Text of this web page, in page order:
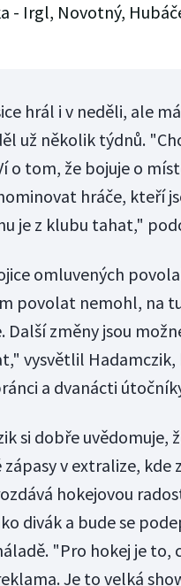
- Irgl, Novotný,
hrál i v neděli, ale
už několik týdnů.
o tom, že bojuje o
hráče, kteří
je z klubu tahat,"
omluvených
povolat nemohl, na
Další změny jsou
vysvětlil Hadamczik,
a dvanácti
si dobře uvědomuje,
zápasy v extralize,
hokejovou
divák a bude se
"Pro hokej je to,
Je to velká